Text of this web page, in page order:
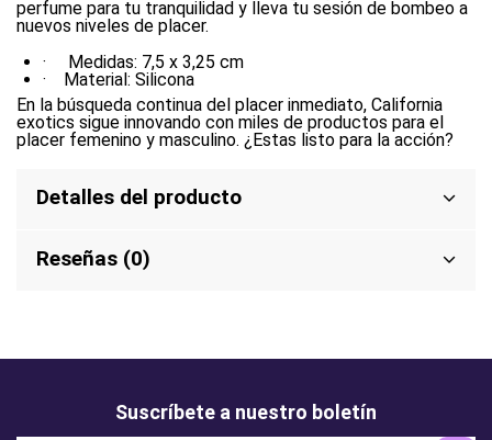
perfume para tu tranquilidad y lleva tu sesión de bombeo a
nuevos niveles de placer.
· Medidas: 7,5 x 3,25 cm
· Material: Silicona
En la búsqueda continua del placer inmediato, California
exotics sigue innovando con miles de productos para el
placer femenino y masculino. ¿Estas listo para la acción?
Detalles del producto
Reseñas (0)
Suscríbete a nuestro boletín